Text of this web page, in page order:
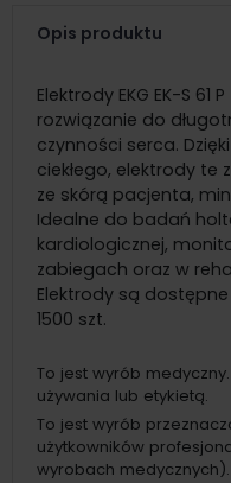
Opis produktu
Elektrody EKG EK-S
rozwiązanie do
czynności serca.
ciekłego, elektrody te
ze skórą pacjenta,
Idealne do badań
kardiologicznej,
zabiegach oraz w
Elektrody są
1500 szt.
To jest wyrób
używania lub etykietą.
To jest wyrób
użytkowników
wyrobach medycznych).